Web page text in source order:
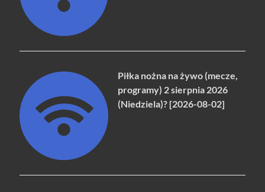
Piłka nożna na żywo (mecze,
programy) 2 sierpnia 2026
(Niedziela)? [2026-08-02]